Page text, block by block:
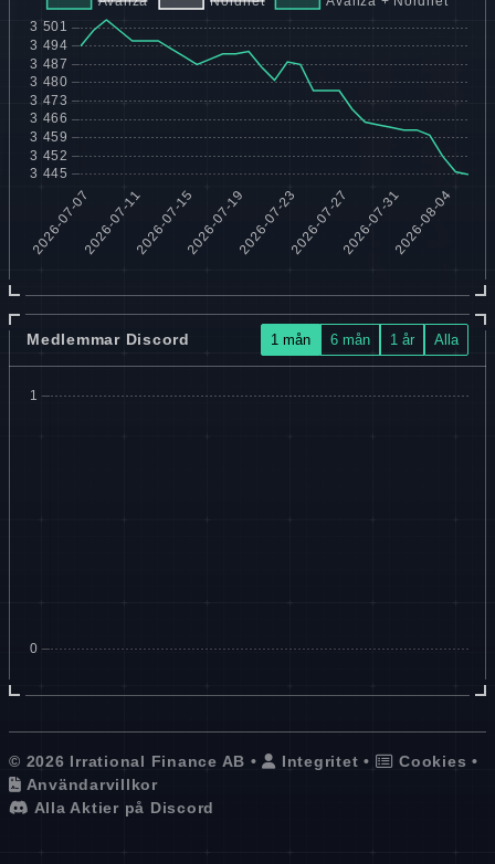
Medlemmar Discord 1 mån 6 mån 1 år Alla
© 2026 Irrational Finance AB • Integritet • Cookies •
Användarvillkor
Alla Aktier på Discord